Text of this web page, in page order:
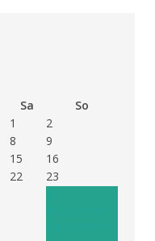
Sa
So
1
2
8
9
15
16
22 23